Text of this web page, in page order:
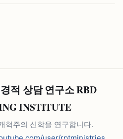
적 상담 연구소 RBD
INSTITUTE
혁주의 신학을 연구합니다.